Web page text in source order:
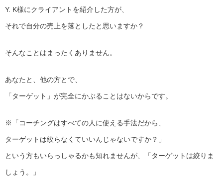
Y. K様にクライアントを紹介した方が、
それで自分の売上を落としたと思いますか？
そんなことはまったくありません。
あなたと、他の方とで、
「ターゲット」が完全にかぶることはないからです。
※「コーチングはすべての人に使える手法だから、
ターゲットは絞らなくていいんじゃないですか？」
という方もいらっしゃるかも知れませんが、「ターゲットは絞りま
しょう。」